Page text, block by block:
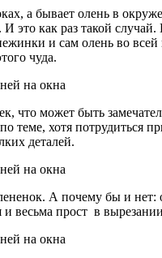
а бывает олень в
это как раз такой случай.
и сам олень во всей
чуда.
что может быть
теме, хотя потрудиться
деталей.
А почему бы и нет:
и весьма прост в